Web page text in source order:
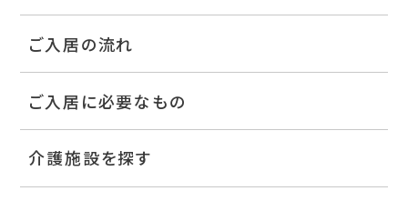
ご入居の流れ
ご入居に必要なもの
介護施設を探す